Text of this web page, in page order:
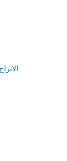
الابراج